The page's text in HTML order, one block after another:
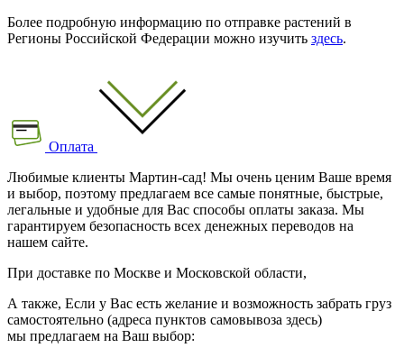
Более подробную информацию по отправке растений в
Регионы Российской Федерации можно изучить здесь.
Оплата
Любимые клиенты Мартин-сад! Мы очень ценим Ваше время
и выбор, поэтому предлагаем все самые понятные, быстрые,
легальные и удобные для Вас способы оплаты заказа. Мы
гарантируем безопасность всех денежных переводов на
нашем сайте.
При доставке по Москве и Московской области,
А также, Если у Вас есть желание и возможность забрать груз
самостоятельно (адреса пунктов самовывоза здесь)
мы предлагаем на Ваш выбор: